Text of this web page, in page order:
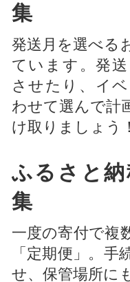
集
発送月を選べる
ています。発
させたり、イ
わせて選んで計
け取りましょう
ふるさと
集
一度の寄付で複
「定期便」。
せ、保管場所に